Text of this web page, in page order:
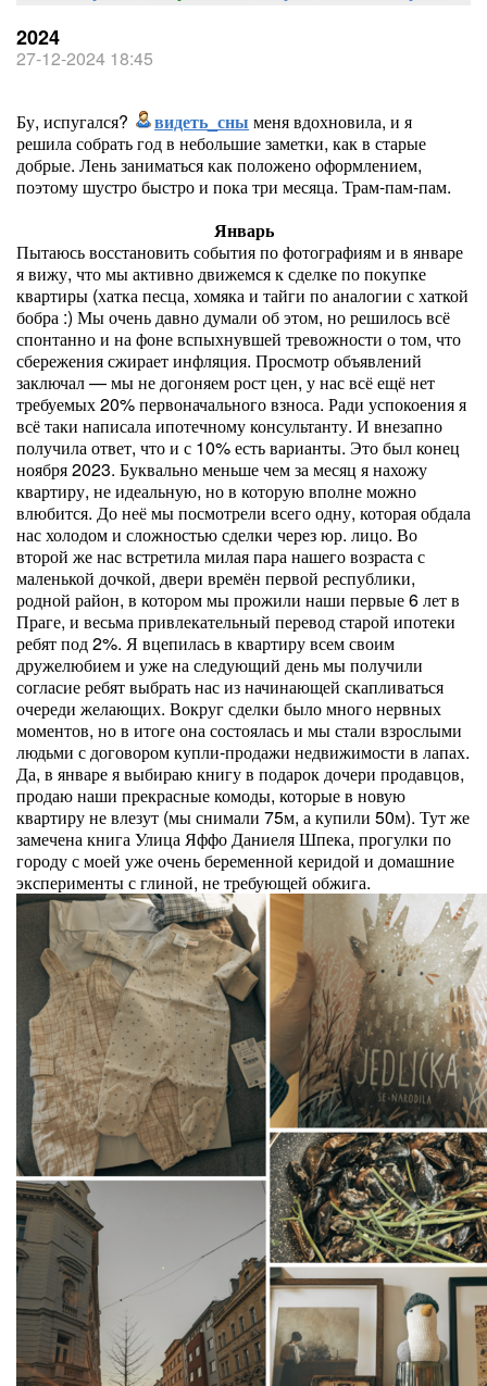
2024
27-12-2024 18:45
Бу, испугался? видеть_сны меня вдохновила, и я
решила собрать год в небольшие заметки, как в старые
добрые. Лень заниматься как положено оформлением,
поэтому шустро быстро и пока три месяца. Трам-пам-пам.
Январь
Пытаюсь восстановить события по фотографиям и в январе
я вижу, что мы активно движемся к сделке по покупке
квартиры (хатка песца, хомяка и тайги по аналогии с хаткой
бобра :) Мы очень давно думали об этом, но решилось всё
спонтанно и на фоне вспыхнувшей тревожности о том, что
сбережения сжирает инфляция. Просмотр объявлений
заключал — мы не догоняем рост цен, у нас всё ещё нет
требуемых 20% первоначального взноса. Ради успокоения я
всё таки написала ипотечному консультанту. И внезапно
получила ответ, что и с 10% есть варианты. Это был конец
ноября 2023. Буквально меньше чем за месяц я нахожу
квартиру, не идеальную, но в которую вполне можно
влюбится. До неё мы посмотрели всего одну, которая обдала
нас холодом и сложностью сделки через юр. лицо. Во
второй же нас встретила милая пара нашего возраста с
маленькой дочкой, двери времён первой республики,
родной район, в котором мы прожили наши первые 6 лет в
Праге, и весьма привлекательный перевод старой ипотеки
ребят под 2%. Я вцепилась в квартиру всем своим
дружелюбием и уже на следующий день мы получили
согласие ребят выбрать нас из начинающей скапливаться
очереди желающих. Вокруг сделки было много нервных
моментов, но в итоге она состоялась и мы стали взрослыми
людьми с договором купли-продажи недвижимости в лапах.
Да, в январе я выбираю книгу в подарок дочери продавцов,
продаю наши прекрасные комоды, которые в новую
квартиру не влезут (мы снимали 75м, а купили 50м). Тут же
замечена книга Улица Яффо Даниеля Шпека, прогулки по
городу с моей уже очень беременной керидой и домашние
эксперименты с глиной, не требующей обжига.